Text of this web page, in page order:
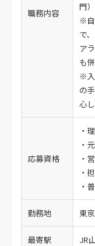
職務内容
門
※自
で
ア
も
※入
の
心
応募資格
・
・
・
・
・
勤務地 東
最寄駅 JR